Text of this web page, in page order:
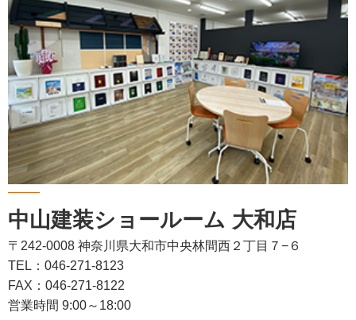
中山建装ショールーム 大和店
〒242-0008 神奈川県大和市中央林間西２丁目７−６
TEL：046-271-8123
FAX：046-271-8122
営業時間 9:00～18:00